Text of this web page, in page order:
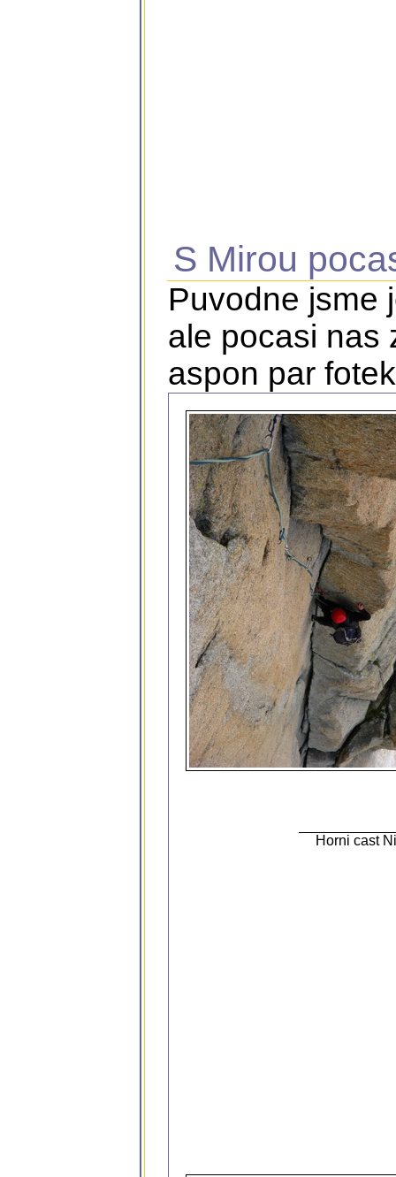
S Mirou
Puvodne jsme
ale pocasi nas
aspon par
Horni cast